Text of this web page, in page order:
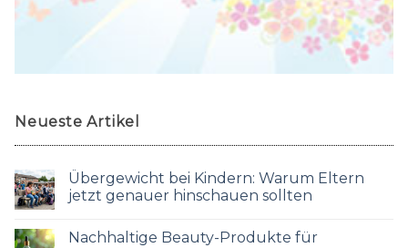
Neueste Artikel
Übergewicht bei Kindern: Warum Eltern
jetzt genauer hinschauen sollten
Nachhaltige Beauty-Produkte für